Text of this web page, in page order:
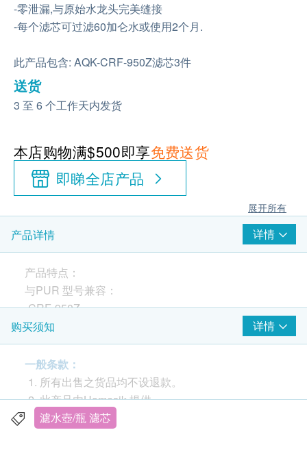
-零泄漏,与原始水龙头完美缝接
-每个滤芯可过滤60加仑水或使用2个月.
此产品包含: AQK-CRF-950Z滤芯3件
送货
3 至 6 个工作天内发货
本店购物满$500即享免费送货
即睇全店产品
展开所有
产品详情 详情
产品特点：
与PUR 型号兼容：
-CRF-950Z
-PPF951K
适用于PUR 滤水壶和滤水箱：PPT700W、CR-
1100C、CR-6000C、PPT711W、PPT711、
PPT710W、PPT111W、PPT111R、DS1811Z、
CR1100CV3 等。
购买须知 详情
一般条款：
所有出售之货品均不设退款。
此产品由Homesik 提供。
如有任何争议，Homesik Hong Kong 及健康生活
濾水壺/瓶 濾芯